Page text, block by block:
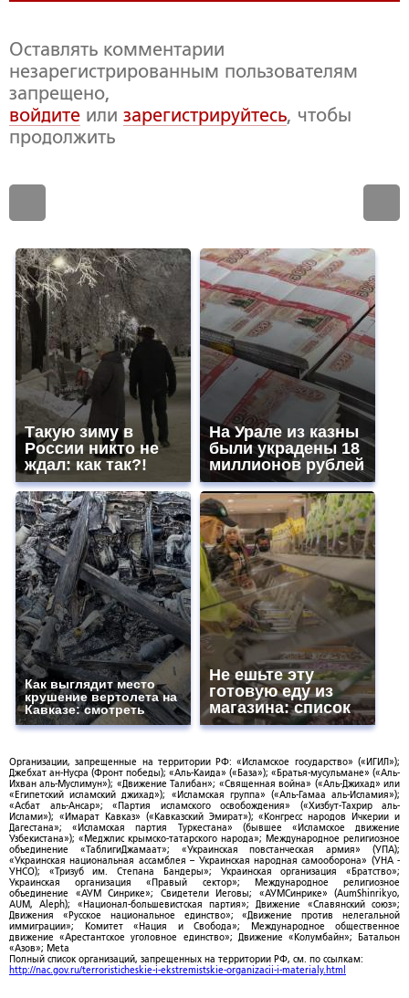
Оставлять комментарии
незарегистрированным пользователям
запрещено,
войдите или зарегистрируйтесь, чтобы
продолжить
Такую зиму в
России никто не
ждал: как так?!
На Урале из казны
были украдены 18
миллионов рублей
Как выглядит место
крушение вертолета на
Кавказе: смотреть
Не ешьте эту
готовую еду из
магазина: список
Организации, запрещенные на территории РФ: «Исламское государство» («ИГИЛ»);
Джебхат ан-Нусра (Фронт победы); «Аль-Каида» («База»); «Братья-мусульмане» («Аль-
Ихван аль-Муслимун»); «Движение Талибан»; «Священная война» («Аль-Джихад» или
«Египетский исламский джихад»); «Исламская группа» («Аль-Гамаа аль-Исламия»);
«Асбат аль-Ансар»; «Партия исламского освобождения» («Хизбут-Тахрир аль-
Ислами»); «Имарат Кавказ» («Кавказский Эмират»); «Конгресс народов Ичкерии и
Дагестана»; «Исламская партия Туркестана» (бывшее «Исламское движение
Узбекистана»); «Меджлис крымско-татарского народа»; Международное религиозное
объединение «ТаблигиДжамаат»; «Украинская повстанческая армия» (УПА);
«Украинская национальная ассамблея – Украинская народная самооборона» (УНА -
УНСО); «Тризуб им. Степана Бандеры»; Украинская организация «Братство»;
Украинская организация «Правый сектор»; Международное религиозное
объединение «АУМ Синрике»; Свидетели Иеговы; «АУМСинрике» (AumShinrikyo,
AUM, Aleph); «Национал-большевистская партия»; Движение «Славянский союз»;
Движения «Русское национальное единство»; «Движение против нелегальной
иммиграции»; Комитет «Нация и Свобода»; Международное общественное
движение «Арестантское уголовное единство»; Движение «Колумбайн»; Батальон
«Азов»; Meta
Полный список организаций, запрещенных на территории РФ, см. по ссылкам:
http://nac.gov.ru/terroristicheskie-i-ekstremistskie-organizacii-i-materialy.html